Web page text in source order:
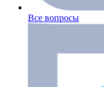
Все вопросы